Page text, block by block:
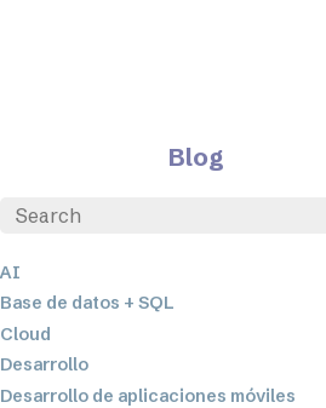
Blog
AI
Base de datos + SQL
Cloud
Desarrollo
Desarrollo de aplicaciones móviles